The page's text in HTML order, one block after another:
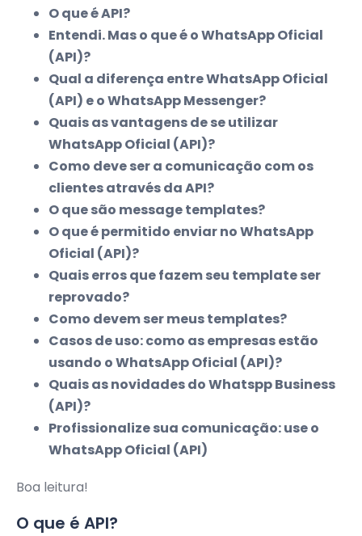
O que é API?
Entendi. Mas o que é o WhatsApp Oficial
(API)?
Qual a diferença entre WhatsApp Oficial
(API) e o WhatsApp Messenger?
Quais as vantagens de se utilizar
WhatsApp Oficial (API)?
Como deve ser a comunicação com os
clientes através da API?
O que são message templates?
O que é permitido enviar no WhatsApp
Oficial (API)?
Quais erros que fazem seu template ser
reprovado?
Como devem ser meus templates?
Casos de uso: como as empresas estão
usando o WhatsApp Oficial (API)?
Quais as novidades do Whatspp Business
(API)?
Profissionalize sua comunicação: use o
WhatsApp Oficial (API)
Boa leitura!
O que é API?